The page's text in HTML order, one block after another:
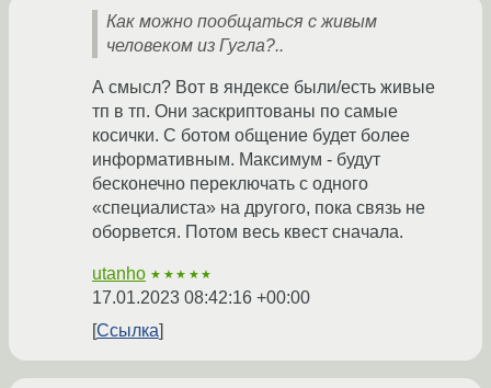
Как можно пообщаться с живым
человеком из Гугла?..
А смысл? Вот в яндексе были/есть живые
тп в тп. Они заскриптованы по самые
косички. С ботом общение будет более
информативным. Максимум - будут
бесконечно переключать с одного
«специалиста» на другого, пока связь не
оборвется. Потом весь квест сначала.
utanho ★★★★★
17.01.2023 08:42:16 +00:00
Ссылка